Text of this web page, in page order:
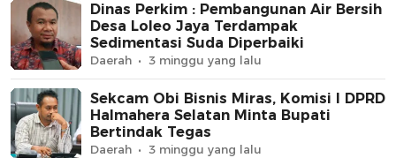
Dinas Perkim : Pembangunan Air Bersih
Desa Loleo Jaya Terdampak
Sedimentasi Suda Diperbaiki
Daerah 3 minggu yang lalu
Sekcam Obi Bisnis Miras, Komisi I DPRD
Halmahera Selatan Minta Bupati
Bertindak Tegas
Daerah 3 minggu yang lalu